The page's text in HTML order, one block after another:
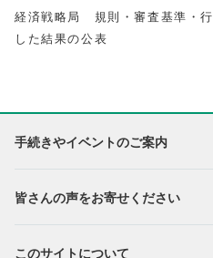
経済戦略局 規則・審査基準・
した結果の公表
手続きやイベントのご案内
皆さんの声をお寄せください
このサイトについて